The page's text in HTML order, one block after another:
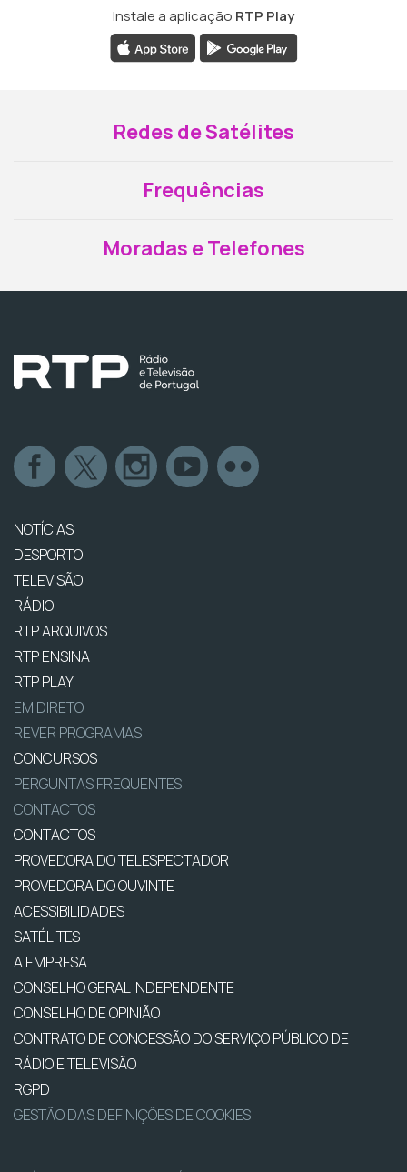
Instale a aplicação RTP Play
Redes de Satélites
Frequências
Moradas e Telefones
NOTÍCIAS
DESPORTO
TELEVISÃO
RÁDIO
RTP ARQUIVOS
RTP ENSINA
RTP PLAY
EM DIRETO
REVER PROGRAMAS
CONCURSOS
PERGUNTAS FREQUENTES
CONTACTOS
CONTACTOS
PROVEDORA DO TELESPECTADOR
PROVEDORA DO OUVINTE
ACESSIBILIDADES
SATÉLITES
A EMPRESA
CONSELHO GERAL INDEPENDENTE
CONSELHO DE OPINIÃO
CONTRATO DE CONCESSÃO DO SERVIÇO PÚBLICO DE
RÁDIO E TELEVISÃO
RGPD
GESTÃO DAS DEFINIÇÕES DE COOKIES